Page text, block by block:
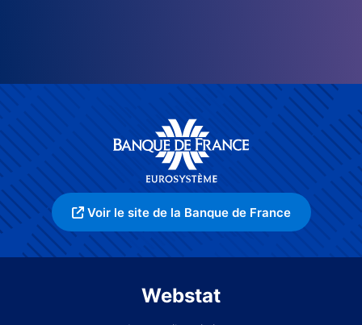
Voir le site de la Banque de France
Webstat